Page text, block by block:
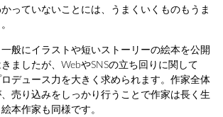
っていないことには、うまくいくものもうま
般にイラストや短いストーリーの絵本を公開
ましたが、WebやSNSの立ち回りに関して
デュース力を大きく求められます。作家全体
売り込みをしっかり行うことで作家は長く生
本作家も同様です。